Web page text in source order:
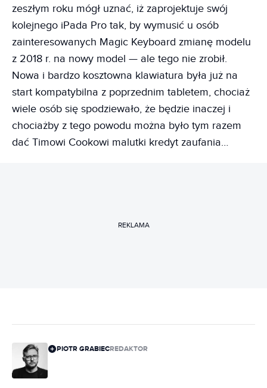
zeszłym roku mógł uznać, iż zaprojektuje swój
kolejnego iPada Pro tak, by wymusić u osób
zainteresowanych Magic Keyboard zmianę modelu
z 2018 r. na nowy model — ale tego nie zrobił.
Nowa i bardzo kosztowna klawiatura była już na
start kompatybilna z poprzednim tabletem, chociaż
wiele osób się spodziewało, że będzie inaczej i
chociażby z tego powodu można było tym razem
dać Timowi Cookowi malutki kredyt zaufania…
REKLAMA
PIOTR GRABIECREDAKTOR